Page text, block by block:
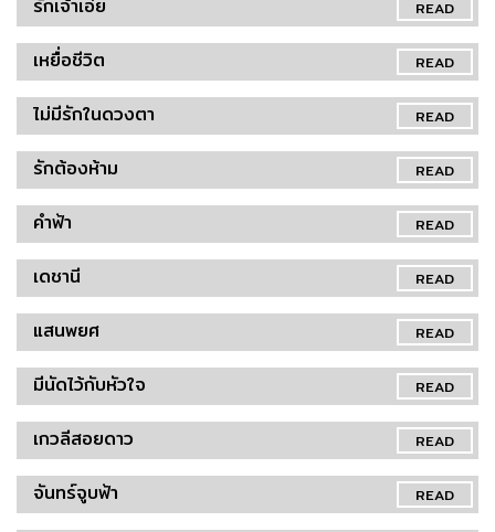
READ
รักเจ้าเอ๋ย
READ
เหยื่อชีวิต
READ
ไม่มีรักในดวงตา
READ
รักต้องห้าม
READ
คำฟ้า
READ
เดชานี
READ
แสนพยศ
READ
มีนัดไว้กับหัวใจ
READ
เกวลีสอยดาว
READ
จันทร์จูบฟ้า